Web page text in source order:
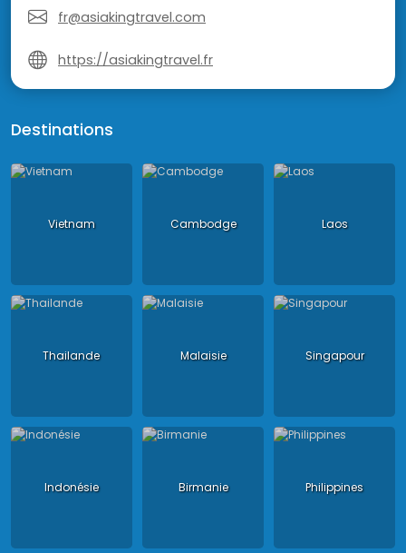
fr@asiakingtravel.com
https://asiakingtravel.fr
Destinations
Vietnam Cambodge Laos
Thailande Malaisie Singapour
Indonésie Birmanie Philippines